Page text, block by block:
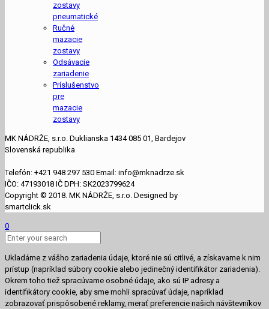
zostavy
pneumatické
Ručné
mazacie
zostavy
Odsávacie
zariadenie
Príslušenstvo
pre
mazacie
zostavy
MK NÁDRŽE, s.r.o. Duklianska 1434 085 01, Bardejov
Slovenská republika
Telefón: +421 948 297 530 Email: info@mknadrze.sk
IČO: 47193018 IČ DPH: SK2023799624
Copyright © 2018. MK NÁDRŽE, s.r.o. Designed by
smartclick.sk
0
Ukladáme z vášho zariadenia údaje, ktoré nie sú citlivé, a získavame k nim
prístup (napríklad súbory cookie alebo jedinečný identifikátor zariadenia).
Okrem toho tiež spracúvame osobné údaje, ako sú IP adresy a
identifikátory cookie, aby sme mohli spracúvať údaje, napríklad
zobrazovať prispôsobené reklamy, merať preferencie našich návštevníkov